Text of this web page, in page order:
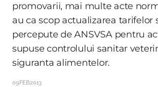
promovarii, mai multe acte
au ca scop actualizarea tarifelor
percepute de ANSVSA pentru
supuse controlului sanitar
siguranta alimentelor.
09.FEB.2013